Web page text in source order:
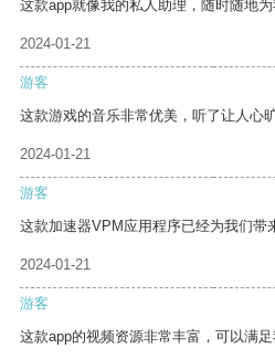
这款app就像我的私人助理，随时随地为
2024-01-21
游客
这款游戏的音乐非常优美，听了让人心旷
2024-01-21
游客
这款加速器VPM应用程序已经为我们带
2024-01-21
游客
这款app的视频资源非常丰富，可以满足